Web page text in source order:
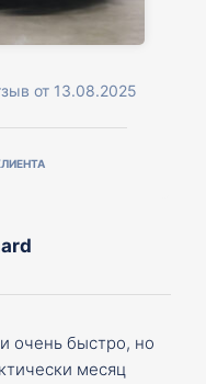
от 13.08.2025
очень быстро, но
месяц